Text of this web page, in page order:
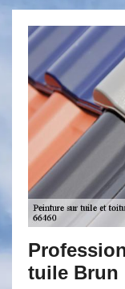
en
renovation